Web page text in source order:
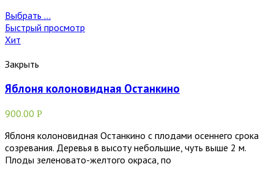
Выбрать ...
Быстрый просмотр
Хит
Закрыть
Яблоня колоновидная Останкино
900.00 Р
Яблоня колоновидная Останкино с плодами осеннего срока
созревания. Деревья в высоту небольшие, чуть выше 2 м.
Плоды зеленовато-желтого окраса, по